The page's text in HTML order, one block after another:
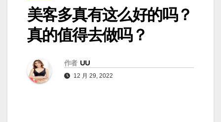
美客多真有这么好的吗？
真的值得去做吗？
作者 UU
12 月 29, 2022